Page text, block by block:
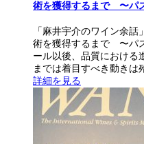
術を獲得するまで 〜
「麻井宇介のワイン余
術を獲得するまで 〜パ
ール以後、品質における
までは着目すべき動きは
詳細を見る